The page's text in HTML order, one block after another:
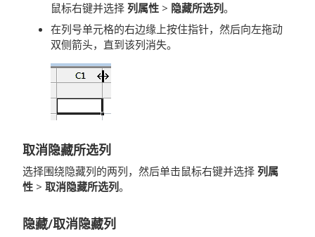
鼠标右键并选择 列属性 > 隐藏所选列。
在列号单元格的右边缘上按住指针，然后向左拖动
双侧箭头，直到该列消失。
取消隐藏所选列
选择围绕隐藏列的两列，然后单击鼠标右键并选择 列属
性 > 取消隐藏所选列。
隐藏/取消隐藏列